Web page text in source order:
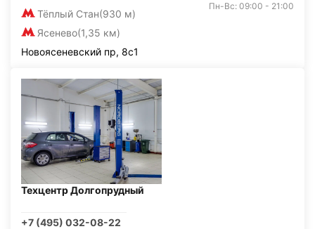
Тёплый Стан(930 м)
Ясенево(1,35 км)
Пн-Вс: 09:00 - 21:00
Новоясеневский пр, 8с1
Техцентр Долгопрудный
+7 (495) 032-08-22